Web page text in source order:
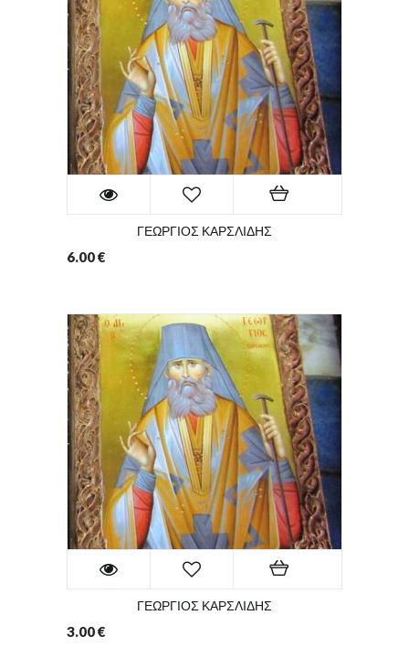
ΓΕΩΡΓΙΟΣ ΚΑΡΣΛΙΔΗΣ
6.00€
ΓΕΩΡΓΙΟΣ ΚΑΡΣΛΙΔΗΣ
3.00€